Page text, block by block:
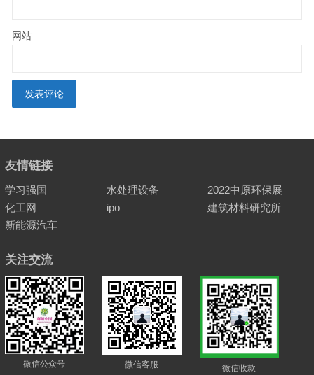
网站
友情链接
学习强国 水处理设备
2022中原环保展
化工网
ipo
建筑材料研究所
新能源汽车
关注交流
微信公众号 微信客服 微信收款